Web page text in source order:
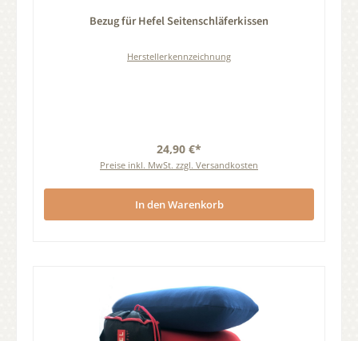
Bezug für Hefel Seitenschläferkissen
Herstellerkennzeichnung
24,90 €*
Preise inkl. MwSt. zzgl. Versandkosten
In den Warenkorb